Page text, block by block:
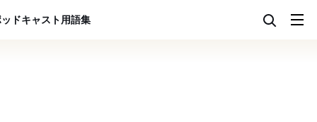
ドキャスト用語集